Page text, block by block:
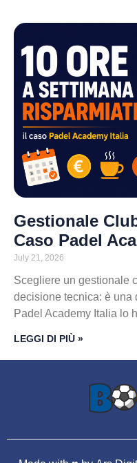
Gestionale
Caso Padel
July 21, 2026
Scegliere un gestionale
decisione tecnica: è una
Padel Academy Italia lo
LEGGI DI PIÙ »